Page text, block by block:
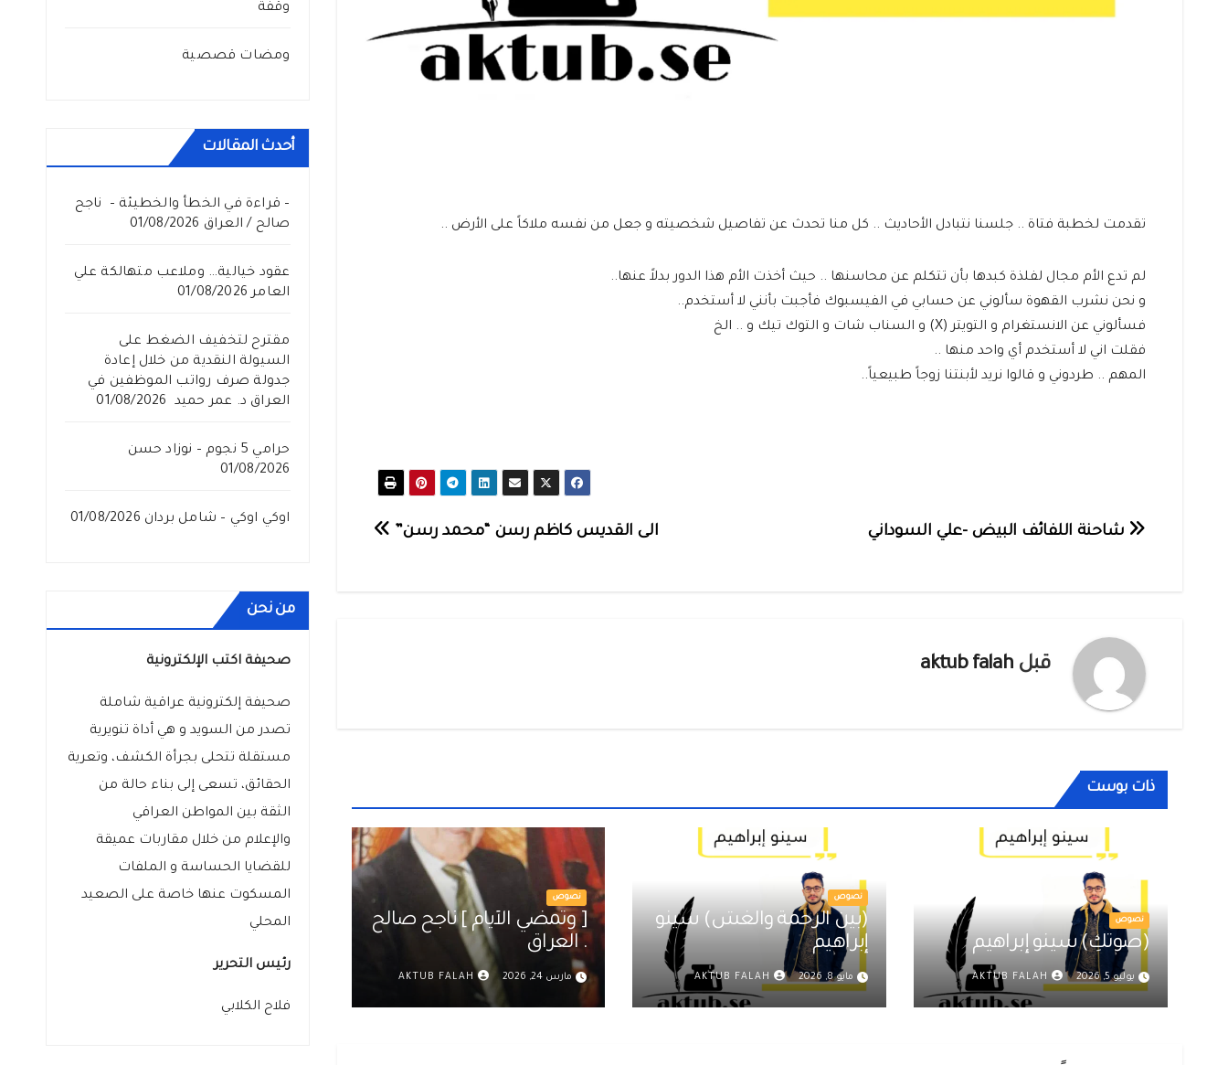
تقدمت لخطبة فتاة .. جلسنا نتبادل الأحاديث .. كل منا تحدث عن تفاصيل شخصيته و جعل من نفسه ملاكاً على الأرض ..
لم تدع الأم مجال لفلذة كبدها بأن تتكلم عن محاسنها .. حيث أخذت الأم هذا الدور بدلاً عنها..
و نحن نشرب القهوة سألوني عن حسابي في الفيسبوك فأجبت بأنني لا أستخدم..
فسألوني عن الانستغرام و التويتر (X) و السناب شات و التوك تيك و .. الخ
فقلت اني لا أستخدم أي واحد منها ..
المهم .. طردوني و قالوا نريد لأبنتنا زوجاً طبيعياً..
تصفّح
الى القديس كاظم رسن “محمد رسن” شاحنة‭ ‬اللفائف‭ ‬البيض -علي السوداني
قبلaktub falah
ذات بوست
نصوص
(صوتكِ) سينو إبراهيم
يوليو 5, 2026 AKTUB FALAH
نصوص
(بين الرحمة والغش) سينو
إبراهيم
مايو 8, 2026 AKTUB FALAH
نصوص
[ وتمضي الأيام ] ناجح صالح
. العراق
مارس 24, 2026 AKTUB FALAH
وقفة
ومضات قصصية
أحدث المقالات
– قراءة في الخطأ والخطيئة – ناجح
صالح / العراق 01/08/2026
عقود خيالية… وملاعب متهالكة علي
العامر 01/08/2026
مقترح لتخفيف الضغط على
السيولة النقدية من خلال إعادة
جدولة صرف رواتب الموظفين في
العراق د. عمر حميد
01/08/2026
حرامي 5 نجوم – نوزاد حسن
01/08/2026
اوكي اوكي – شامل بردان 01/08/2026
من نحن
صحيفة اكتب الإلكترونية
صحيفة إلكترونية عراقية شاملة
تصدر من السويد و هي أداة تنويرية
مستقلة تتحلى بجرأة الكشف، وتعرية
الحقائق، تسعى إلى بناء حالة من
الثقة بين المواطن العراقي
والإعلام من خلال مقاربات عميقة
للقضايا الحساسة و الملفات
المسكوت عنها خاصة على الصعيد
المحلي
رئيس التحرير
فلاح الكلابي